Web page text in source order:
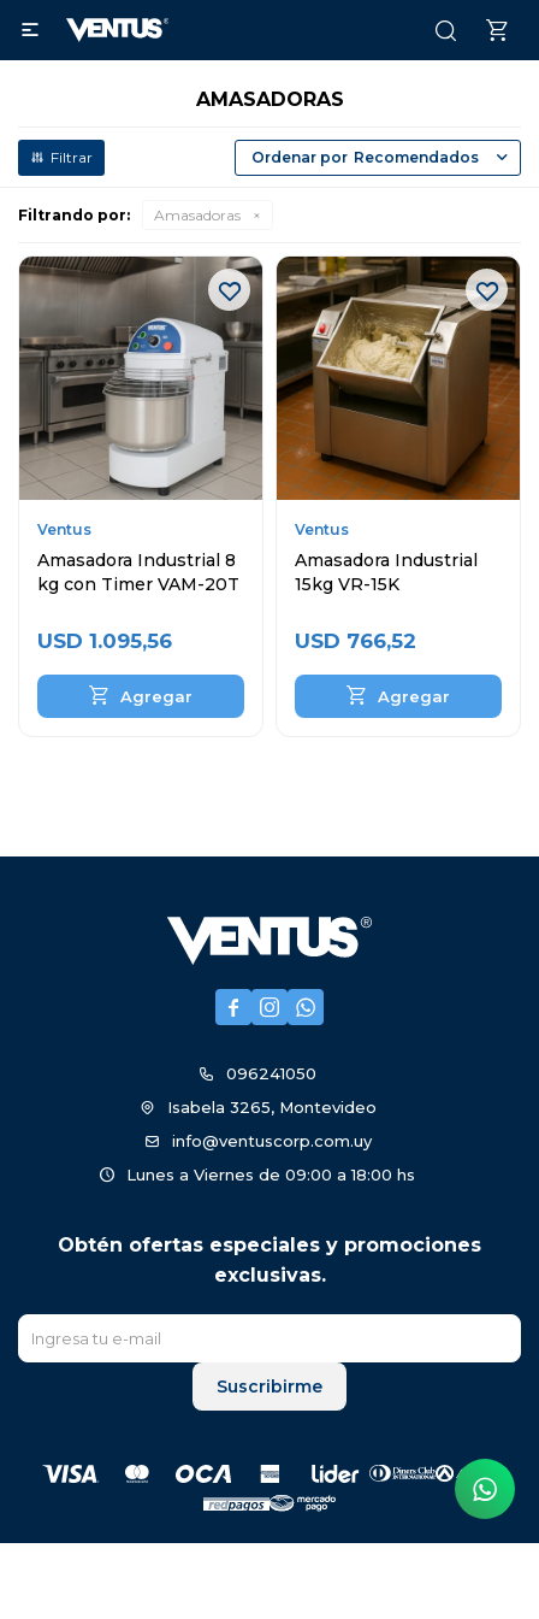

AMASADORAS
Recomendados
Filtrando por: Amasadoras
Ventus
Amasadora Industrial 8
kg con Timer VAM-20T
USD 1.095,56
Ventus
Amasadora Industrial
15kg VR-15K
USD 766,52
  
096241050
Isabela 3265, Montevideo
info@ventuscorp.com.uy
Lunes a Viernes de 09:00 a 18:00 hs
Obtén ofertas especiales y promociones
exclusivas.
Suscribirme